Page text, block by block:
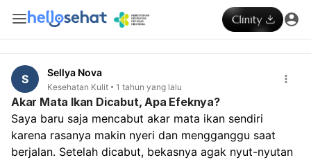
S Sellya Nova
Kesehatan Kulit 1 tahun yang lalu
Akar Mata Ikan Dicabut, Apa Efeknya?
Saya baru saja mencabut akar mata ikan sendiri
karena rasanya makin nyeri dan mengganggu saat
berjalan. Setelah dicabut, bekasnya agak nyut-nyutan